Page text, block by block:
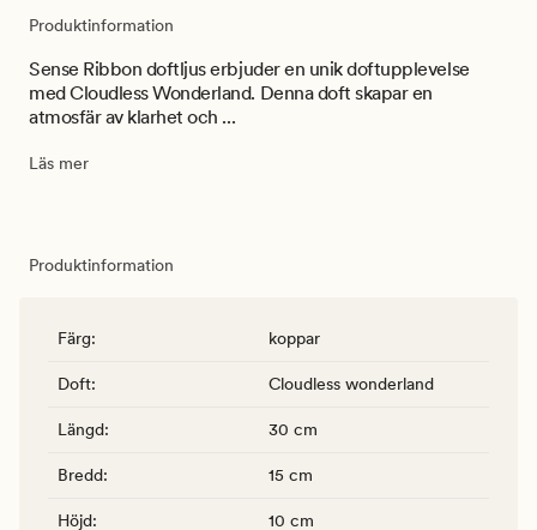
Produktinformation
Sense Ribbon doftljus erbjuder en unik doftupplevelse
med Cloudless Wonderland. Denna doft skapar en
atmosfär av klarhet och ...
Läs mer
Produktinformation
Färg: koppar
Doft: Cloudless wonderland
Längd: 30 cm
Bredd: 15 cm
Höjd: 10 cm